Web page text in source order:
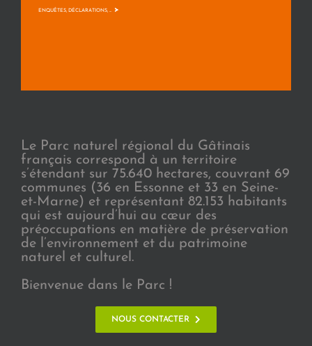
ENQUÊTES, DÉCLARATIONS, ... >
Le Parc naturel régional du Gâtinais
français correspond à un territoire
s’étendant sur 75.640 hectares, couvrant 69
communes (36 en Essonne et 33 en Seine-
et-Marne) et représentant 82.153 habitants
qui est aujourd’hui au cœur des
préoccupations en matière de préservation
de l’environnement et du patrimoine
naturel et culturel.
Bienvenue dans le Parc !
NOUS CONTACTER